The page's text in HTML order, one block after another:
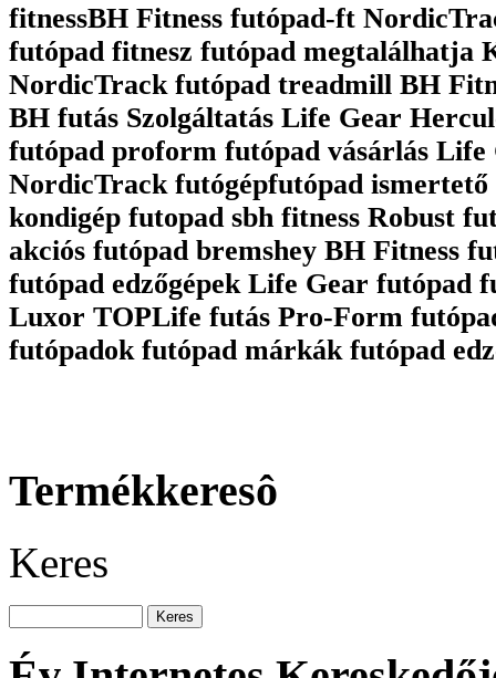
fitnessBH Fitness futópad-ft
futópad fitnesz futópad megtalálhatja
NordicTrack futópad treadmill BH
BH futás Szolgáltatás Life Gear
futópad proform futópad vásárlás
NordicTrack futógépfutópad
kondigép futopad sbh fitness Robust
akciós futópad bremshey BH Fitness
futópad edzőgépek Life Gear futópad
Luxor TOPLife futás Pro-Form
futópadok futópad márkák futópad
Termékkeresô
Keres